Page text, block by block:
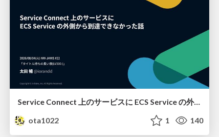
Service Connect 上のサービスに ECS Service の外側から到達できなかった話
ota1022
1 140